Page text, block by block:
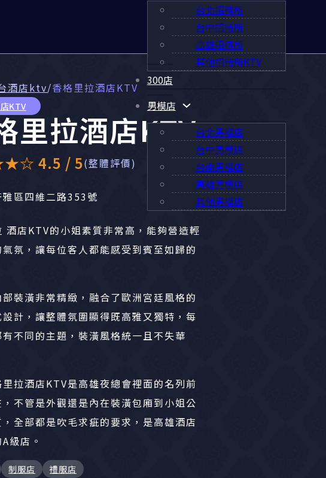
台北招待所
台中招待所
高雄招待所
其他招待所KTV
300店
男模店
台北男模店
台中男模店
台南男模店
高雄男模店
其他男模店
酒店ktv/香格里拉酒店KTV
KTV
里拉酒店KTV
4.5 / 5(整體評價)
雅區四維二路353號
酒店KTV的小姐素質非常高，能夠營造輕
氛，讓每位客人都能感受到賓至如歸的
裝潢非常精緻，融合了歐洲宮廷風格的
計，讓整體氛圍顯得既高雅又獨特，每
不同的主題，裝潢風格統一且不失華
里拉酒店KTV是高雄夜總會裡面的名列前
不管是外觀還是內在裝潢包廂到小姐公
全部都是吹毛求疵的要求，是高雄酒店
級店。
制服店 禮服店